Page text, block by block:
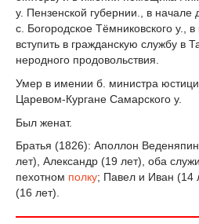
у. Пензенской губернии., в начале
с. Богородское Тёмниковского у.,
вступить в гражданскую службу в
неродного продовольствия.
Умер в имении б. министра
Царевом-Кургане Самарского у.
Был женат.
Братья (1826): Аполлон
лет), Александр (19 лет), оба
пехотном полку; Павел и Иван (14
(16 лет).